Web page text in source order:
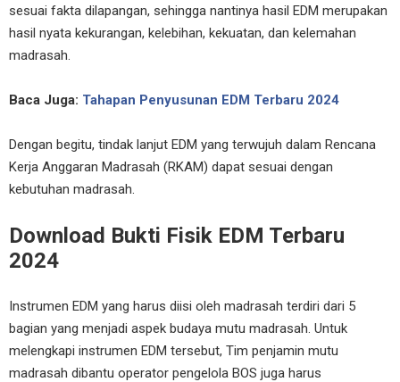
sesuai fakta dilapangan, sehingga nantinya hasil EDM merupakan
hasil nyata kekurangan, kelebihan, kekuatan, dan kelemahan
madrasah.
Baca Juga: Tahapan Penyusunan EDM Terbaru 2024
Dengan begitu, tindak lanjut EDM yang terwujuh dalam Rencana
Kerja Anggaran Madrasah (RKAM) dapat sesuai dengan
kebutuhan madrasah.
Download Bukti Fisik EDM Terbaru
2024
Instrumen EDM yang harus diisi oleh madrasah terdiri dari 5
bagian yang menjadi aspek budaya mutu madrasah. Untuk
melengkapi instrumen EDM tersebut, Tim penjamin mutu
madrasah dibantu operator pengelola BOS juga harus